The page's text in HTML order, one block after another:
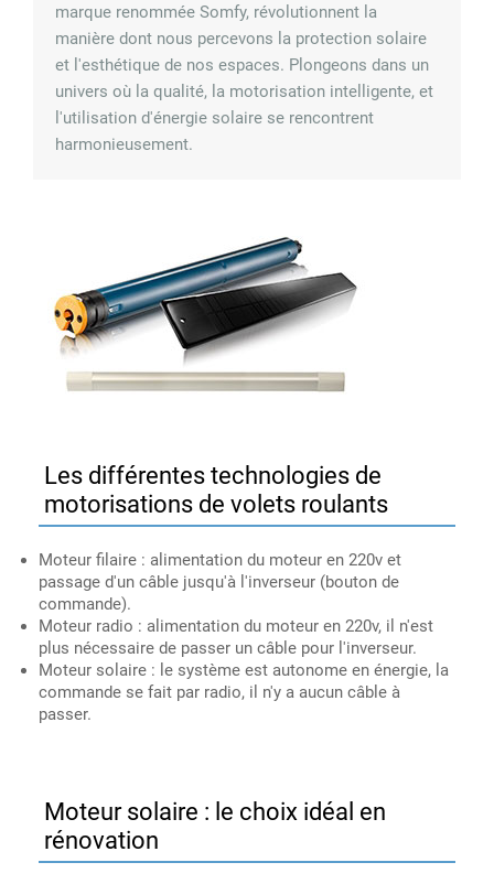
marque renommée Somfy, révolutionnent la
manière dont nous percevons la protection solaire
et l'esthétique de nos espaces. Plongeons dans un
univers où la qualité, la motorisation intelligente, et
l'utilisation d'énergie solaire se rencontrent
harmonieusement.
Les différentes technologies de
motorisations de volets roulants
Moteur filaire : alimentation du moteur en 220v et
passage d'un câble jusqu'à l'inverseur (bouton de
commande).
Moteur radio : alimentation du moteur en 220v, il n'est
plus nécessaire de passer un câble pour l'inverseur.
Moteur solaire : le système est autonome en énergie, la
commande se fait par radio, il n'y a aucun câble à
passer.
Moteur solaire : le choix idéal en
rénovation